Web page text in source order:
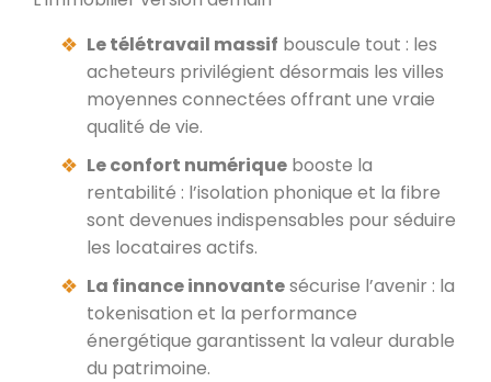
Le télétravail massif bouscule tout : les
acheteurs privilégient désormais les villes
moyennes connectées offrant une vraie
qualité de vie.
Le confort numérique booste la
rentabilité : l’isolation phonique et la fibre
sont devenues indispensables pour séduire
les locataires actifs.
La finance innovantesécurise l’avenir : la
tokenisation et la performance
énergétique garantissent la valeur durable
du patrimoine.